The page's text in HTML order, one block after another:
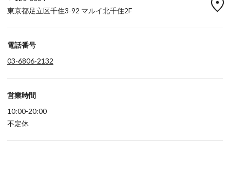
東京都足立区千住3-92 マルイ北千住2F
電話番号
03-6806-2132
営業時間
10:00-20:00
不定休